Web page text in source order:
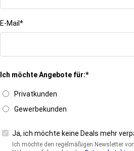
E-Mail*
Ich möchte Angebote für:*
Privatkunden
Gewerbekunden
Ja, ich möchte keine Deals mehr
Ich möchte den regelmäßigen Newsletter